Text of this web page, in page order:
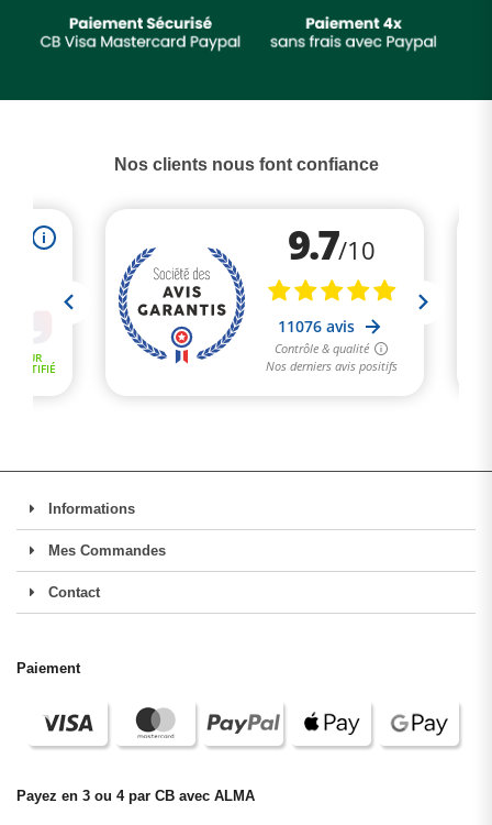
Nos clients nous font confiance
Informations
Mes Commandes
Contact
Paiement
Payez en 3 ou 4 par CB avec ALMA